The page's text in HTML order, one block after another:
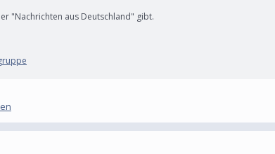
"Nachrichten aus Deutschland" gibt.